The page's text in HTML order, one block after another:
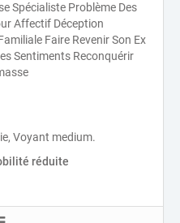
Spécialiste Problème Des
Affectif Déception
Faire Revenir Son Ex
Sentiments Reconquérir
Voyant medium.
réduite